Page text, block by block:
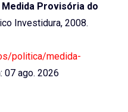
Medida Provisória do
Investidura, 2008.
politica/medida-
07 ago. 2026